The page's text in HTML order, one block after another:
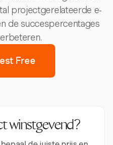
projectgerelateerde e-
de succespercentages
Free
winstgevend?